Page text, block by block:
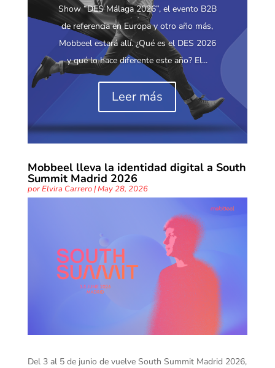
Show “DES Málaga 2026”, el evento B2B
de referencia en Europa y otro año más,
Mobbeel estará allí. ¿Qué es el DES 2026
y qué lo hace diferente este año? El...
Leer más
Mobbeel lleva la identidad digital a South
Summit Madrid 2026
porElvira Carrero|May 28, 2026
Del 3 al 5 de junio de vuelve South Summit Madrid 2026,